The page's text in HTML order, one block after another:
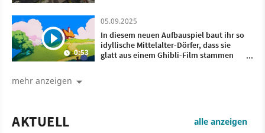
0:53
05.09.2025
In diesem neuen Aufbauspiel baut ihr so
idyllische Mittelalter-Dörfer, dass sie
glatt aus einem Ghibli-Film stammen
mehr anzeigen
AKTUELL alle anzeigen